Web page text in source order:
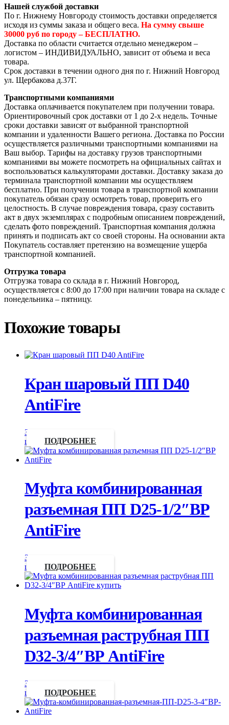
Нашей службой доставки
По г. Нижнему Новгороду стоимость доставки определяется
исходя из суммы заказа и общего веса. На сумму свыше
30000 руб по городу – БЕСПЛАТНО.
Доставка по области считается отдельно менеджером –
логистом – ИНДИВИДУАЛЬНО, зависит от объема и веса
товара.
Срок доставки в течении одного дня по г. Нижний Новгород
ул. Щербакова д.37Г.
Транспортными компаниями
Доставка оплачивается покупателем при получении товара.
Ориентировочный срок доставки от 1 до 2-х недель. Точные
сроки доставки зависят от выбранной транспортной
компании и удаленности Вашего региона. Доставка по России
осуществляется различными транспортными компаниями на
Ваш выбор. Тарифы на доставку грузов транспортными
компаниями вы можете посмотреть на официальных сайтах и
воспользоваться калькуляторами доставки. Доставку заказа до
терминала транспортной компании мы осуществляем
бесплатно. При получении товара в транспортной компании
покупатель обязан сразу осмотреть товар, проверить его
целостность. В случае повреждения товара, сразу составить
акт в двух экземплярах с подробным описанием повреждений,
сделать фото повреждений. Транспортная компания должна
принять и подписать акт со своей стороны. На основании акта
Покупатель составляет претензию на возмещение ущерба
транспортной компанией.
Отгрузка товара
Отгрузка товара со склада в г. Нижний Новгород,
осуществляется с 8:00 до 17:00 при наличии товара на складе с
понедельника – пятницу.
Похожие товары
Кран шаровый ПП D40
AntiFire
Запросить
цену
ПОДРОБНЕЕ
Муфта комбинированная
разъемная ПП D25-1/2″ВР
AntiFire
Запросить
цену
ПОДРОБНЕЕ
Муфта комбинированная
разъемная раструбная ПП
D32-3/4″ВР AntiFire
Запросить
цену
ПОДРОБНЕЕ